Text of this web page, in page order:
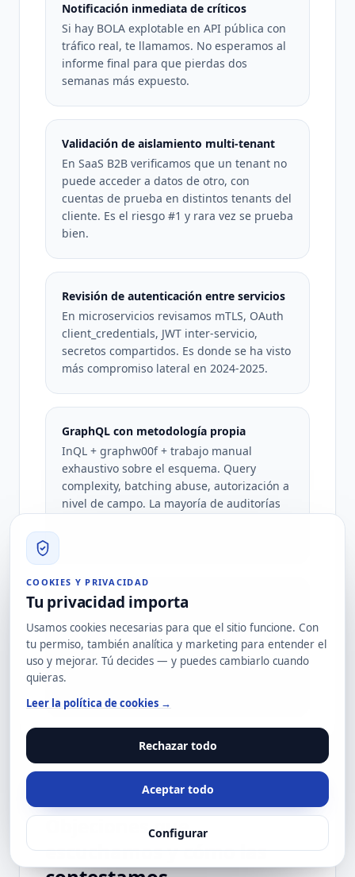
Notificación inmediata de críticos
Si hay BOLA explotable en API pública con
tráfico real, te llamamos. No esperamos al
informe final para que pierdas dos
semanas más expuesto.
Validación de aislamiento multi-tenant
En SaaS B2B verificamos que un tenant no
puede acceder a datos de otro, con
cuentas de prueba en distintos tenants del
cliente. Es el riesgo #1 y rara vez se prueba
bien.
Revisión de autenticación entre servicios
En microservicios revisamos mTLS, OAuth
client_credentials, JWT inter-servicio,
secretos compartidos. Es donde se ha visto
más compromiso lateral en 2024-2025.
GraphQL con metodología propia
InQL + graphw00f + trabajo manual
exhaustivo sobre el esquema. Query
complexity, batching abuse, autorización a
nivel de campo. La mayoría de auditorías
Tests con WAF/Gateway activo
No desactivamos WAF para inflar hallazgos.
Auditamos con la realidad de tu
producción + ventana sin WAF para
cobertura máxima. Saber qué bloquea WAF
Objeciones que
escuchamos y cómo las
COOKIES Y PRIVACIDAD
Tu privacidad importa
Usamos cookies necesarias para que el sitio funcione. Con
tu permiso, también analítica y marketing para entender el
uso y mejorar. Tú decides — y puedes cambiarlo cuando
quieras.
Leer la política de cookies →
Rechazar todo
Aceptar todo
Configurar